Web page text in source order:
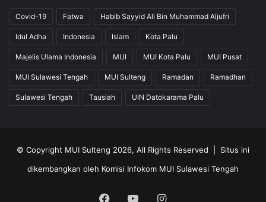
Covid-19 Fatwa Habib Sayyid Ali Bin Muhammad Aljufri
Idul Adha Indonesia Islam Kota Palu
Majelis Ulama Indonesia MUI MUI Kota Palu MUI Pusat
MUI Sulawesi Tengah MUI Sulteng Ramadan Ramadhan
Sulawesi Tengah Tausiah UIN Datokarama Palu
© Copyright MUI Sulteng 2026, All Rights Reserved | Situs ini
dikembangkan oleh Komisi Infokom MUI Sulawesi Tengah
Facebook
YouTubeInstagram